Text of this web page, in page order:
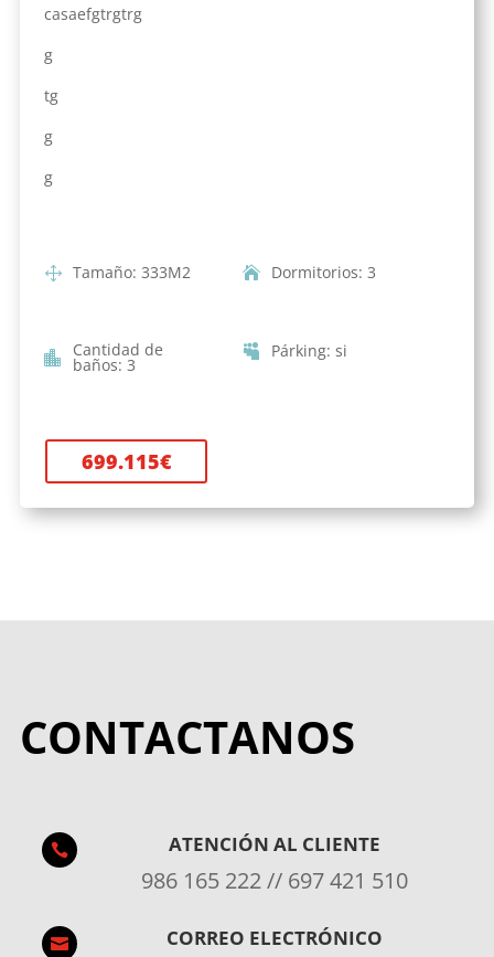
casaefgtrgtrg
g
tg
g
g
Tamaño: 333M2 Dormitorios: 3
Cantidad de
baños: 3
Párking: si
699.115€
CONTACTANOS
 ATENCIÓN AL CLIENTE
986 165 222 // 697 421 510
 CORREO ELECTRÓNICO